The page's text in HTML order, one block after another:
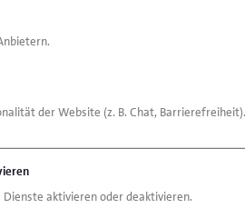
und
Oldenburg und
der Website (z. B. Chat, Barrierefreiheit).
aktivieren oder deaktivieren.